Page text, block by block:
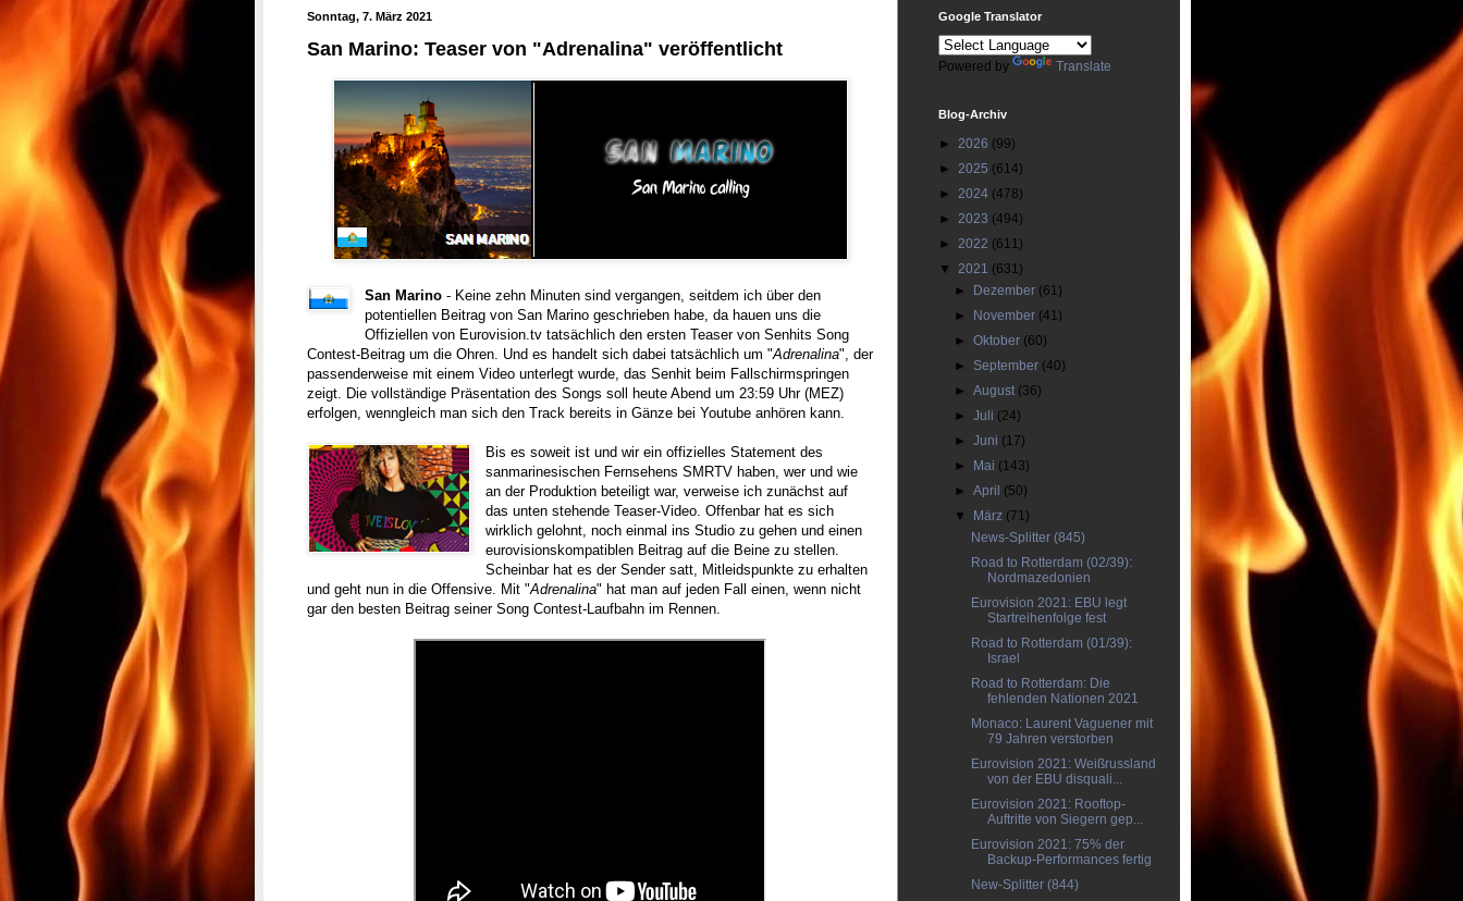
Sonntag, 7. März 2021
San Marino: Teaser von "Adrenalina" veröffentlicht
San Marino - Keine zehn Minuten sind vergangen, seitdem ich über den
potentiellen Beitrag von San Marino geschrieben habe, da hauen uns die
Offiziellen von Eurovision.tv tatsächlich den ersten Teaser von Senhits Song
Contest-Beitrag um die Ohren. Und es handelt sich dabei tatsächlich um "Adrenalina", der
passenderweise mit einem Video unterlegt wurde, das Senhit beim Fallschirmspringen
zeigt. Die vollständige Präsentation des Songs soll heute Abend um 23:59 Uhr (MEZ)
erfolgen, wenngleich man sich den Track bereits in Gänze bei Youtube anhören kann.
Bis es soweit ist und wir ein offizielles Statement des
sanmarinesischen Fernsehens SMRTV haben, wer und wie
an der Produktion beteiligt war, verweise ich zunächst auf
das unten stehende Teaser-Video. Offenbar hat es sich
wirklich gelohnt, noch einmal ins Studio zu gehen und einen
eurovisionskompatiblen Beitrag auf die Beine zu stellen.
Scheinbar hat es der Sender satt, Mitleidspunkte zu erhalten
und geht nun in die Offensive. Mit "Adrenalina" hat man auf jeden Fall einen, wenn nicht
gar den besten Beitrag seiner Song Contest-Laufbahn im Rennen.
Google Translator
Powered by Translate
Blog-Archiv
► 2026 (99)
► 2025 (614)
► 2024 (478)
► 2023 (494)
► 2022 (611)
▼ 2021 (631)
►
Dezember (61)
►
November (41)
►Oktober (60)
► September (40)
►August (36)
►Juli (24)
►Juni (17)
►
Mai (143)
►April (50)
▼
März (71)
News-Splitter (845)
Road to Rotterdam (02/39):
Nordmazedonien
Eurovision 2021: EBU legt
Startreihenfolge fest
Road to Rotterdam (01/39):
Israel
Road to Rotterdam: Die
fehlenden Nationen 2021
Monaco: Laurent Vaguener mit
79 Jahren verstorben
Eurovision 2021: Weißrussland
von der EBU disquali...
Eurovision 2021: Rooftop-
Auftritte von Siegern gep...
Eurovision 2021: 75% der
Backup-Performances fertig
New-Splitter (844)